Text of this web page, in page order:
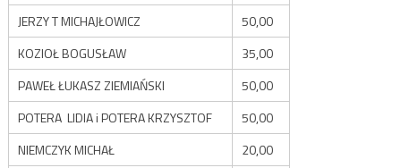
JERZY T MICHAJŁOWICZ
50,00
KOZIOŁ BOGUSŁAW
35,00
PAWEŁ ŁUKASZ ZIEMIAŃSKI
50,00
POTERA LIDIA i POTERA KRZYSZTOF
50,00
NIEMCZYK MICHAŁ
20,00